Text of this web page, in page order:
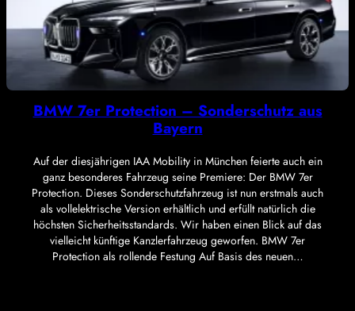
BMW 7er Protection – Sonderschutz aus
Bayern
Auf der diesjährigen IAA Mobility in München feierte auch ein
ganz besonderes Fahrzeug seine Premiere: Der BMW 7er
Protection. Dieses Sonderschutzfahrzeug ist nun erstmals auch
als vollelektrische Version erhältlich und erfüllt natürlich die
höchsten Sicherheitsstandards. Wir haben einen Blick auf das
vielleicht künftige Kanzlerfahrzeug geworfen. BMW 7er
Protection als rollende Festung Auf Basis des neuen…